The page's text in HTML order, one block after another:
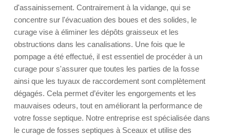
d'assainissement. Contrairement à la vidange, qui se
concentre sur l'évacuation des boues et des solides, le
curage vise à éliminer les dépôts graisseux et les
obstructions dans les canalisations. Une fois que le
pompage a été effectué, il est essentiel de procéder à un
curage pour s'assurer que toutes les parties de la fosse
ainsi que les tuyaux de raccordement sont complètement
dégagés. Cela permet d’éviter les engorgements et les
mauvaises odeurs, tout en améliorant la performance de
votre fosse septique. Notre entreprise est spécialisée dans
le curage de fosses septiques à Sceaux et utilise des